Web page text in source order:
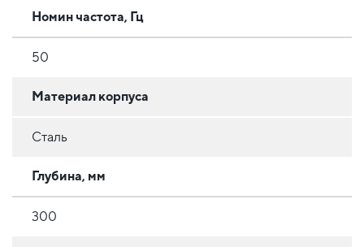
Номин частота, Гц
50
Материал корпуса
Сталь
Глубина, мм
300